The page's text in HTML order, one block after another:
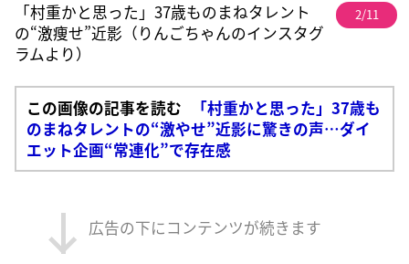
「村重かと思った」37歳ものまねタレント
の“激痩せ”近影（りんごちゃんのインスタグ
ラムより）
2/11
この画像の記事を読む
「村重かと思った」37歳も
のまねタレントの“激やせ”近影に驚きの声…ダイ
エット企画“常連化”で存在感
広告の下にコンテンツが続きます